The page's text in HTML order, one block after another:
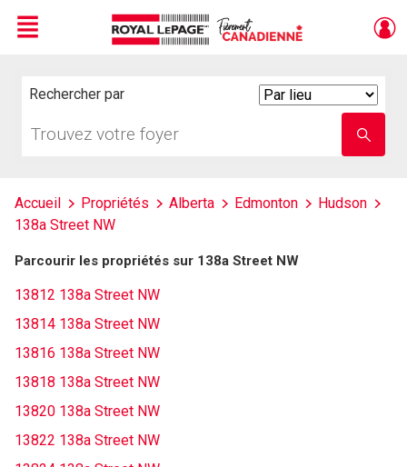
Menu
Rechercher par
votre
nom
Accueil Propriétés Alberta Edmonton
Hudson
138a Street NW
Parcourir les propriétés sur 138a Street NW
13812 138a Street NW
13814 138a Street NW
13816 138a Street NW
13818 138a Street NW
13820 138a Street NW
13822 138a Street NW